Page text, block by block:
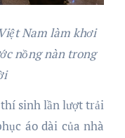
Nam làm khơi
nồng nàn trong
sinh lần lượt trải
áo dài của nhà